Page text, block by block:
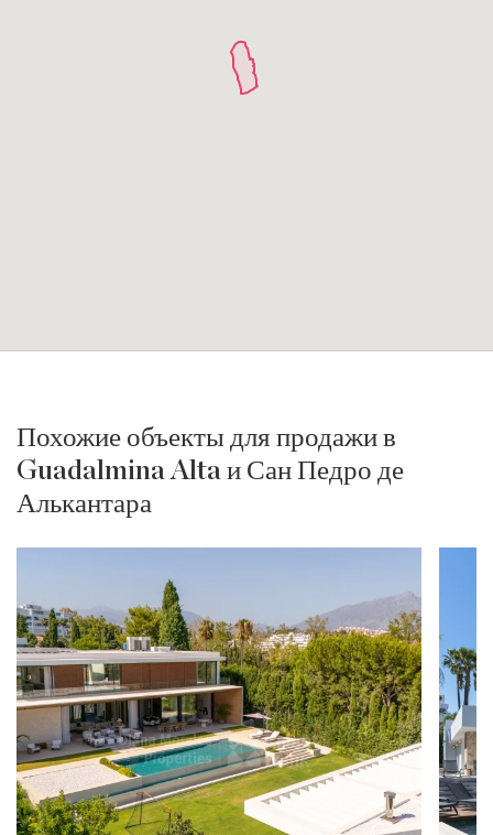
Похожие объекты для продажи в
Guadalmina Alta и Сан Педро де
Алькантара